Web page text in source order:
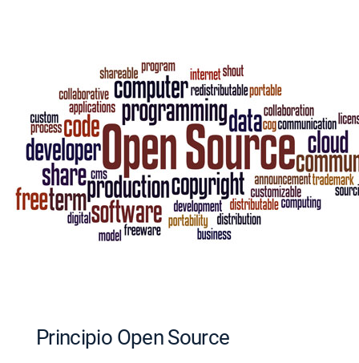
Principio Open Source